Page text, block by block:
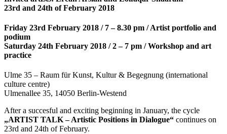
23rd and 24th of February 2018
Friday 23rd February 2018 / 7 – 8.30 pm / Artist portfolio and
podium
Saturday 24th February 2018 / 2 – 7 pm / Workshop and art
practice
Ulme 35 – Raum für Kunst, Kultur & Begegnung (international
culture centre)
Ulmenallee 35, 14050 Berlin-Westend
After a succesful and exciting beginning in January, the cycle
„ARTIST TALK – Artistic Positions in Dialogue“ continues on
23rd and 24th of February.